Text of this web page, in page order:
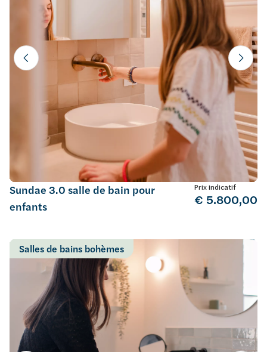
Sundae 3.0 salle de bain pour
enfants
Prix indicatif
€ 5.800,00
Salles de bains bohèmes